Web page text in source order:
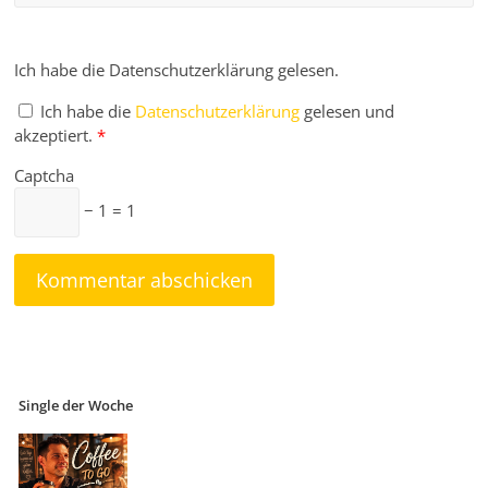
Ich habe die Datenschutzerklärung gelesen.
Ich habe die Datenschutzerklärung gelesen und
akzeptiert. *
Captcha
− 1 = 1
Single der Woche